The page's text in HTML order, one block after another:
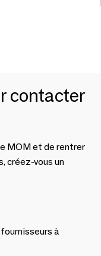
contacter
MOM et de rentrer
créez-vous un
à